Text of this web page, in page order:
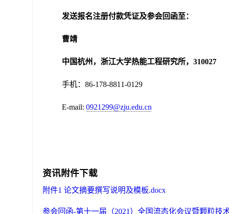
发送报名注册付款凭证及参会回函至：
曹靖
中国杭州，浙江大学热能工程研究所， 310027
手机：86-178-8811-0129
E-mail: 0921299@zju.edu.cn
资讯附件下载
附件1 论文摘要撰写说明及模板.docx
参会回函-第十一届（2021）全国流态化会议暨颗粒技